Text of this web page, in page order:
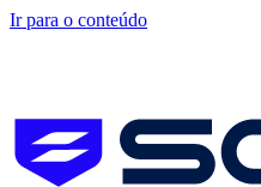
Ir para o conteúdo